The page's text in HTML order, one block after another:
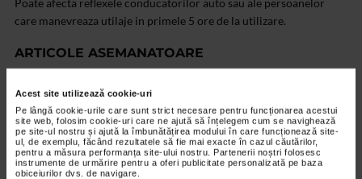
Acest site utilizează cookie-uri
Pe lângă cookie-urile care sunt strict necesare pentru funcționarea acestui
site web, folosim cookie-uri care ne ajută să înțelegem cum se navighează
pe site-ul nostru și ajută la îmbunătățirea modului în care funcționează site-
ul, de exemplu, făcând rezultatele să fie mai exacte în cazul căutărilor,
pentru a măsura performanța site-ului nostru. Partenerii noștri folosesc
instrumente de urmărire pentru a oferi publicitate personalizată pe baza
obiceiurilor dvs. de navigare.
Poate afecta reflexele conducatorilor auto sau ale persoanelor
care manevreaza utilaje in primele 5 ore de la utilizare.
ARTICOLE ASEMANATOARE